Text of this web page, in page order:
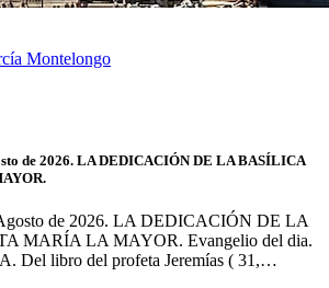
Montelongo
de 2026. LA DEDICACIÓN DE LA BASÍLICA
de 2026. LA DEDICACIÓN DE LA
MARÍA LA MAYOR. Evangelio del dia.
Del libro del profeta Jeremías ( 31,…